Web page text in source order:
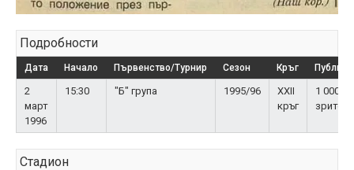
Подробности
Дата Начало Първенство/Турнир Сезон Кръг Публика
2
март
1996
15:30 "Б" група 1995/96
XXII
кръг
1 000
зрители
Стадион